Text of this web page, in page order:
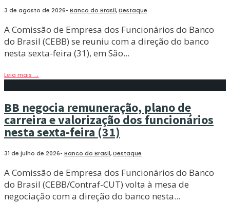
3 de agosto de 2026• Banco do Brasil,Destaque
A Comissão de Empresa dos Funcionários do Banco
do Brasil (CEBB) se reuniu com a direção do banco
nesta sexta-feira (31), em São...
Leia mais →
BB negocia remuneração, plano de
carreira e valorização dos funcionários
nesta sexta-feira (31)
31 de julho de 2026• Banco do Brasil,Destaque
A Comissão de Empresa dos Funcionários do Banco
do Brasil (CEBB/Contraf-CUT) volta à mesa de
negociação com a direção do banco nesta...